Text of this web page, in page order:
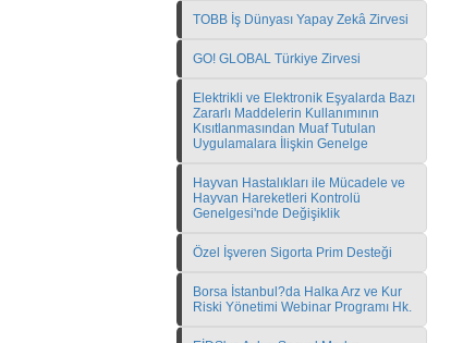
TOBB İş Dünyası Yapay Zekâ Zirvesi
GO! GLOBAL Türkiye Zirvesi
Elektrikli ve Elektronik Eşyalarda Bazı
Zararlı Maddelerin Kullanımının
Kısıtlanmasından Muaf Tutulan
Uygulamalara İlişkin Genelge
Hayvan Hastalıkları ile Mücadele ve
Hayvan Hareketleri Kontrolü
Genelgesi'nde Değişiklik
Özel İşveren Sigorta Prim Desteği
Borsa İstanbul?da Halka Arz ve Kur
Riski Yönetimi Webinar Programı Hk.